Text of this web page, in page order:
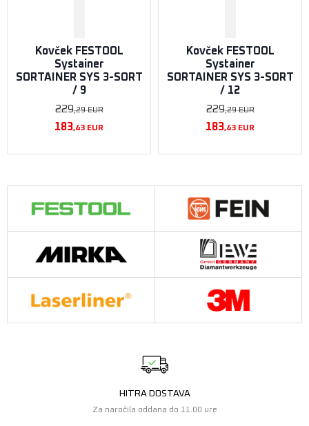
Kovček FESTOOL
Systainer
SORTAINER SYS 3-SORT
/ 9
229,29EUR
183,43 EUR
Kovček FESTOOL
Systainer
SORTAINER SYS 3-SORT
/ 12
229,29EUR
183,43 EUR
HITRA DOSTAVA
Za naročila oddana do 11.00 ure